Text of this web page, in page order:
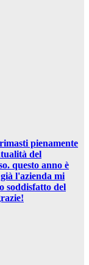
pienamente
del
questo anno è
l'azienda mi
soddisfatto del